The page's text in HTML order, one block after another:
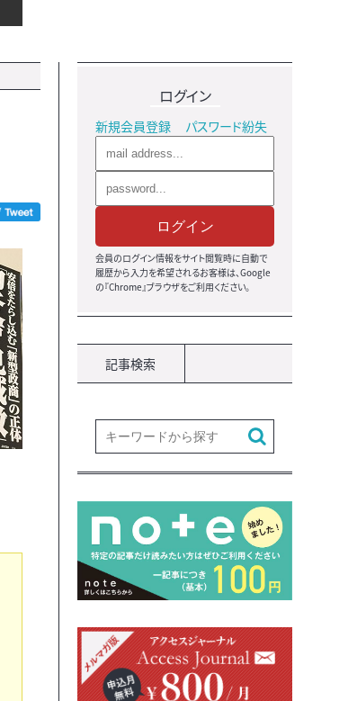
ログイン
新規会員登録 パスワード紛失
ログイン
会員のログイン情報をサイト閲覧時に自動で
履歴から入力を希望されるお客様は、Google
の『Chrome』ブラウザをご利用ください。
記事検索